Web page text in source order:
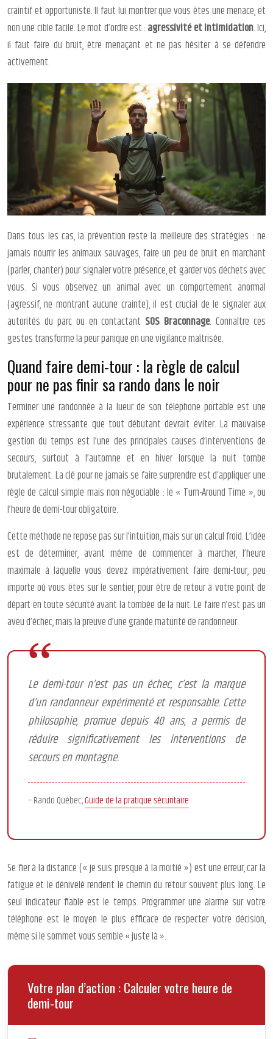
craintif et opportuniste. Il faut lui montrer que vous êtes une menace, et
non une cible facile. Le mot d’ordre est :agressivité et intimidation. Ici,
il faut faire du bruit, être menaçant et ne pas hésiter à se défendre
activement.
Dans tous les cas, la prévention reste la meilleure des stratégies : ne
jamais nourrir les animaux sauvages, faire un peu de bruit en marchant
(parler, chanter) pour signaler votre présence, et garder vos déchets avec
vous. Si vous observez un animal avec un comportement anormal
(agressif, ne montrant aucune crainte), il est crucial de le signaler aux
autorités du parc ou en contactant SOS Braconnage. Connaître ces
gestes transforme la peur panique en une vigilance maîtrisée.
Quand faire demi-tour : la règle de calcul
pour ne pas finir sa rando dans le noir
Terminer une randonnée à la lueur de son téléphone portable est une
expérience stressante que tout débutant devrait éviter. La mauvaise
gestion du temps est l’une des principales causes d’interventions de
secours, surtout à l’automne et en hiver lorsque la nuit tombe
brutalement. La clé pour ne jamais se faire surprendre est d’appliquer une
règle de calcul simple mais non négociable : le « Turn-Around Time », ou
l’heure de demi-tour obligatoire.
Cette méthode ne repose pas sur l’intuition, mais sur un calcul froid. L’idée
est de déterminer, avant même de commencer à marcher, l’heure
maximale à laquelle vous devez impérativement faire demi-tour, peu
importe où vous êtes sur le sentier, pour être de retour à votre point de
départ en toute sécurité avant la tombée de la nuit. Le faire n’est pas un
aveu d’échec, mais la preuve d’une grande maturité de randonneur.
Le demi-tour n’est pas un échec, c’est la marque
d’un randonneur expérimenté et responsable. Cette
philosophie, promue depuis 40 ans, a permis de
réduire significativement les interventions de
secours en montagne.
– Rando Québec,Guide de la pratique sécuritaire
Se fier à la distance (« je suis presque à la moitié ») est une erreur, car la
fatigue et le dénivelé rendent le chemin du retour souvent plus long. Le
seul indicateur fiable est le temps. Programmer une alarme sur votre
téléphone est le moyen le plus efficace de respecter votre décision,
même si le sommet vous semble « juste là ».
Votre plan d’action : Calculer votre heure de
demi-tour